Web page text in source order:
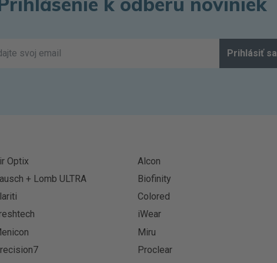
Prihlásiť sa
Optix Alcon
+ Lomb ULTRA
Biofinity
Colored
iWear
Miru
Proclear